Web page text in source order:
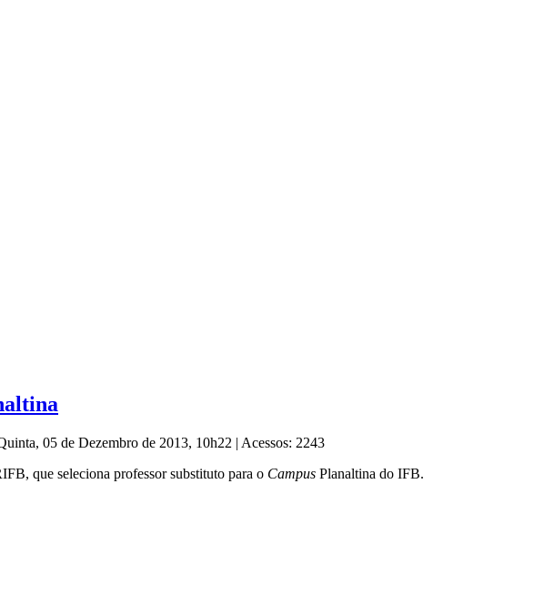
05 de Dezembro de 2013, 10h22 | Acessos: 2243
que seleciona professor substituto para o Campus Planaltina do IFB.